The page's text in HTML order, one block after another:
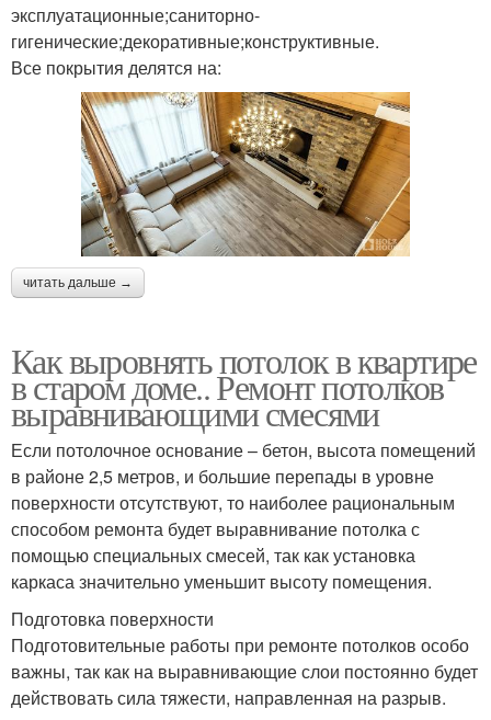
эксплуатационные;саниторно-
гигенические;декоративные;конструктивные.
Все покрытия делятся на:
читать дальше →
Как выровнять потолок в квартире
в старом доме.. Ремонт потолков
выравнивающими смесями
Если потолочное основание – бетон, высота помещений
в районе 2,5 метров, и большие перепады в уровне
поверхности отсутствуют, то наиболее рациональным
способом ремонта будет выравнивание потолка с
помощью специальных смесей, так как установка
каркаса значительно уменьшит высоту помещения.
Подготовка поверхности
Подготовительные работы при ремонте потолков особо
важны, так как на выравнивающие слои постоянно будет
действовать сила тяжести, направленная на разрыв.